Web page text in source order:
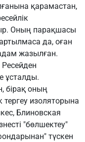
қарамастан,
Оның парақшасы
да, оған
жазылған.
ұсталды.
бірақ оның
тергеу изоляторына
Блиновская
"бөлшектеу"
түскен